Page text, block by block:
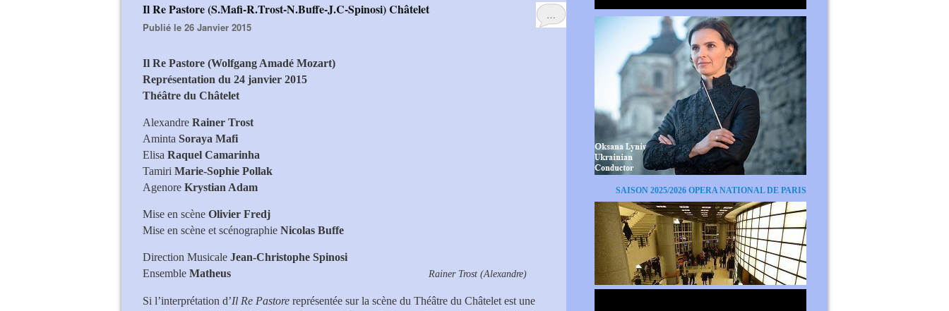
…
Il Re Pastore (S.Mafi-R.Trost-N.Buffe-J.C-Spinosi) Châtelet
Publié le 26 Janvier 2015
Il Re Pastore (Wolfgang Amadé Mozart)
Représentation du 24 janvier 2015
Théâtre du Châtelet
Alexandre Rainer Trost
Aminta Soraya Mafi
Elisa Raquel Camarinha
Tamiri Marie-Sophie Pollak
Agenore Krystian Adam
Mise en scène Olivier Fredj
Mise en scène et scénographie Nicolas Buffe
Direction Musicale Jean-Christophe Spinosi
Ensemble Matheus Rainer Trost (Alexandre)
Si l’interprétation d’Il Re Pastore représentée sur la scène du Théâtre du Châtelet est une
SAISON 2025/2026 OPERA NATIONAL DE PARIS